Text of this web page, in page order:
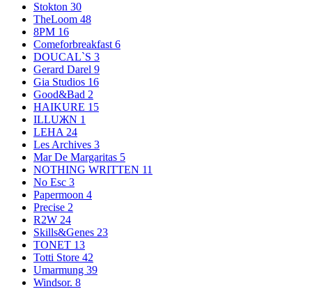
Stokton 30
TheLoom 48
8PM 16
Comeforbreakfast 6
DOUCAL`S 3
Gerard Darel 9
Gia Studios 16
Good&Bad 2
HAIKURE 15
ILLUЖN 1
LEHA 24
Les Archives 3
Mar De Margaritas 5
NOTHING WRITTEN 11
No Esc 3
Papermoon 4
Precise 2
R2W 24
Skills&Genes 23
TONET 13
Totti Store 42
Umarmung 39
Windsor. 8